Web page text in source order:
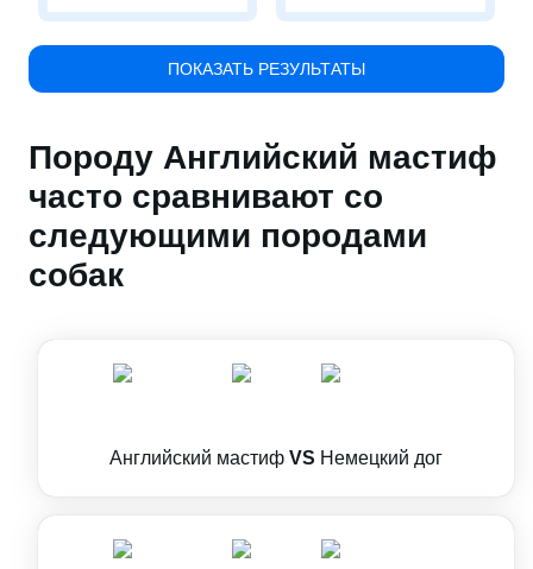
ПОКАЗАТЬ РЕЗУЛЬТАТЫ
Породу Английский мастиф
часто сравнивают со
следующими породами
собак
Английский мастиф VS Немецкий дог